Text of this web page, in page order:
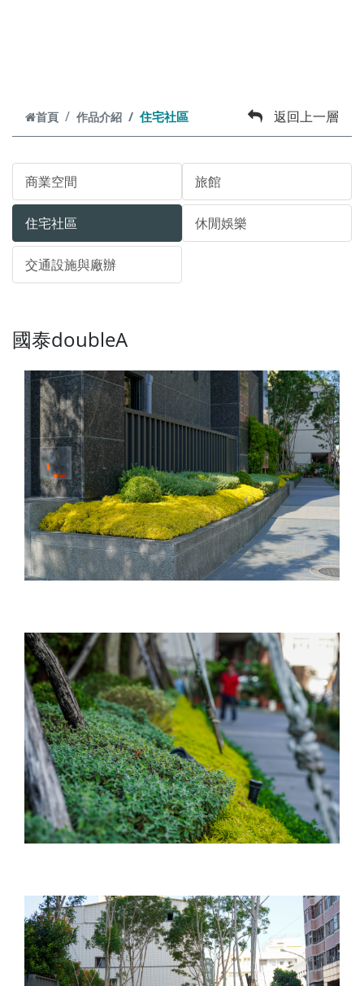
首頁 作品介紹 住宅社區 返回上一層
商業空間 旅館
住宅社區 休閒娛樂
交通設施與廠辦
國泰doubleA